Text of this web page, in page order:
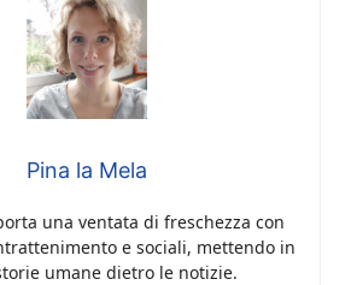
Pina la Mela
una ventata di freschezza con
e sociali, mettendo in
umane dietro le notizie.